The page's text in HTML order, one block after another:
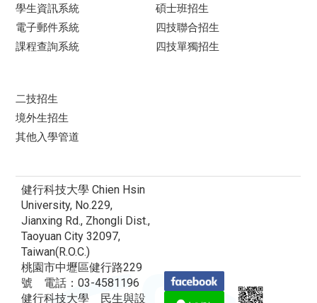
學生資訊系統
電子郵件系統
課程查詢系統
碩士班招生
四技聯合招生
四技單獨招生
二技招生
境外生招生
其他入學管道
健行科技大學 Chien Hsin
University, No.229,
Jianxing Rd., Zhongli Dist.,
Taoyuan City 32097,
Taiwan(R.O.C.)
桃園市中壢區健行路229
號 電話：03-4581196
健行科技大學 民生與設